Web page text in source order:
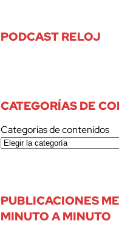
PODCAST RELOJ
CATEGORÍAS DE
Categorías de contenidos
PUBLICACIONES
MINUTO A MINUTO